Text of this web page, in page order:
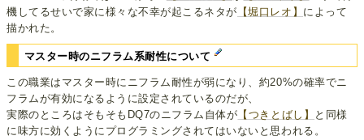
機してるせいで家に様々な不幸が起こるネタが 【堀口レオ】 によって
描かれた。
マスター時のニフラム系耐性について
この職業はマスター時にニフラム耐性が弱になり、約20%の確率でニ
フラムが有効になるように設定されているのだが、
実際のところはそもそもDQ7のニフラム自体が 【つきとばし】
と同様
に味方に効くようにプログラミングされてはいないと思われる。